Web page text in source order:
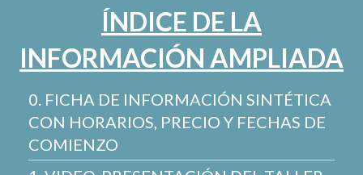
ÍNDICE DE LA
INFORMACIÓN AMPLIADA
0. FICHA DE INFORMACIÓN SINTÉTICA
CON HORARIOS, PRECIO Y FECHAS DE
COMIENZO